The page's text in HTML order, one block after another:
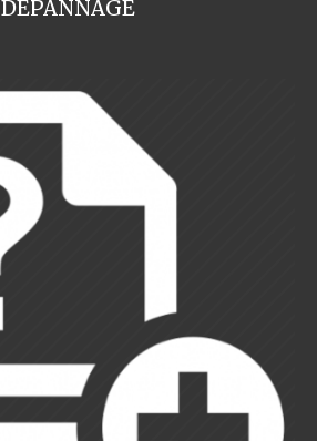
DEPANNAGE